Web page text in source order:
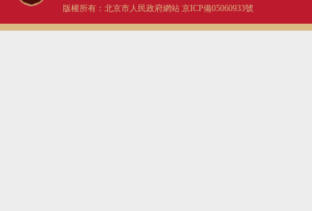
版權所有：北京市人民政府網站 京ICP備05060933號